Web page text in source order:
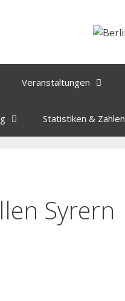
Veranstaltungen
Statistiken & Zahlen
Syrern